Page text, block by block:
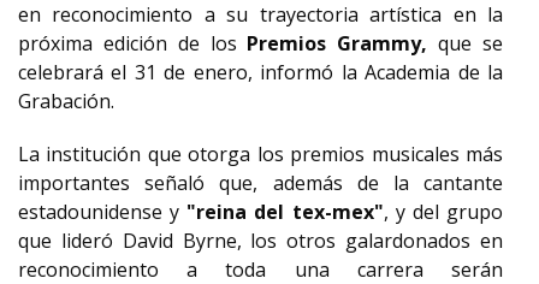
en reconocimiento a su trayectoria artística en la
próxima edición de los Premios Grammy, que se
celebrará el 31 de enero, informó la Academia de la
Grabación.
La institución que otorga los premios musicales más
importantes señaló que, además de la cantante
estadounidense y "reina del tex-mex", y del grupo
que lideró David Byrne, los otros galardonados en
reconocimiento a toda una carrera serán